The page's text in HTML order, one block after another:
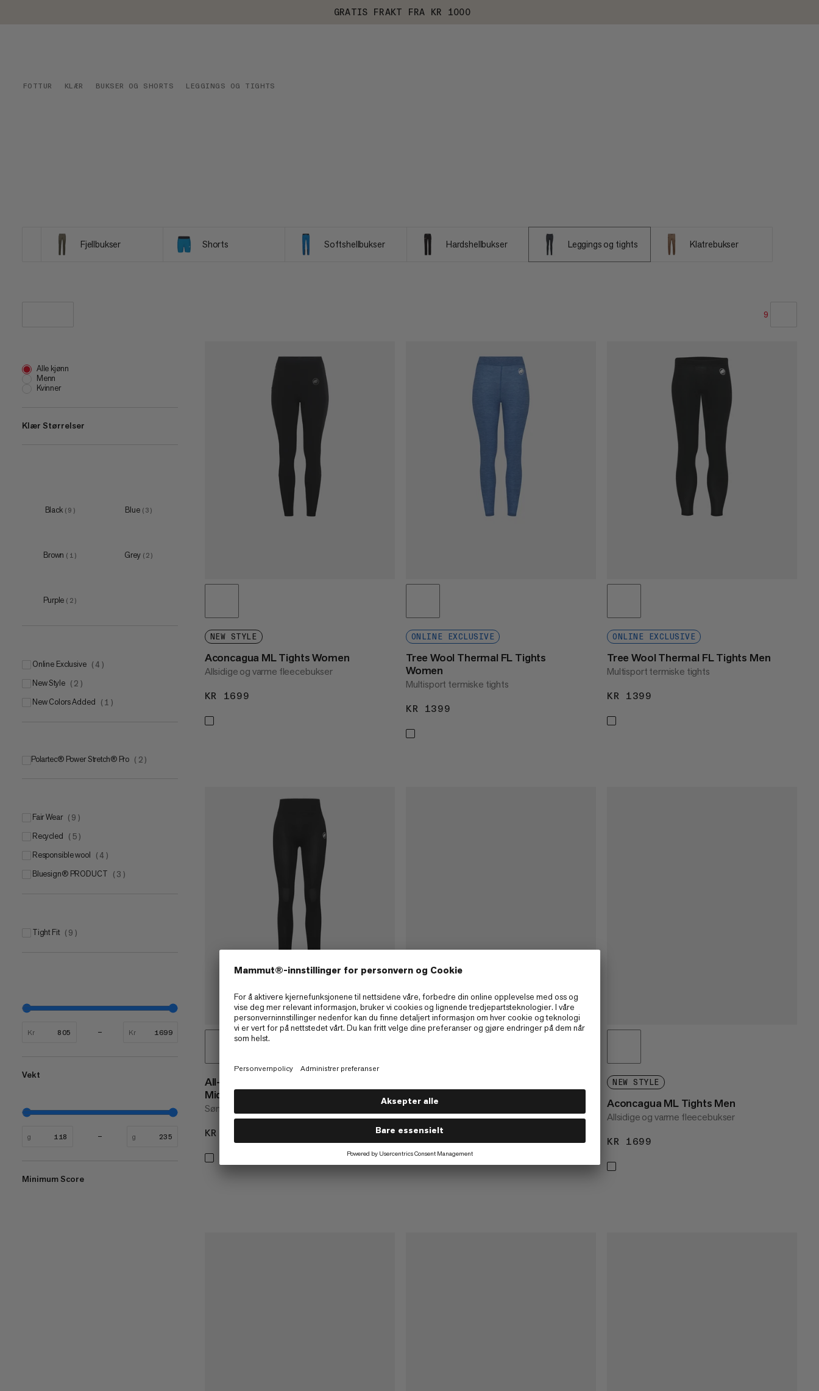
GRATIS FRAKT FRA KR 1000
FOTTUR KLÆR BUKSER OG SHORTS LEGGINGS OG TIGHTS
Fjellbukser Shorts Softshellbukser Hardshellbukser Leggings og tights Klatrebukser
9
PRIS LAV TIL HØY
HVA ER NYTT
RANGERING
Alle kjønn
Menn
Kvinner
Klær Størrelser
XXL (2)
Black ( 9 ) Blue ( 3 )
Brown ( 1 ) Grey ( 2 )
Purple ( 2 )
Online Exclusive ( 4 )
New Style ( 2 )
New Colors Added ( 1 )
Polartec® Power Stretch® Pro ( 2 )
Fair Wear ( 9 )
Recycled ( 5 )
Responsible wool ( 4 )
bluesign® PRODUCT ( 3 )
Tight Fit ( 9 )
Kr Kr
Vekt
g g
Minimum Score
NEW STYLE
Aconcagua ML Tights Women
Allsidige og varme fleecebukser
KR 1699
ONLINE EXCLUSIVE
Tree Wool Thermal FL Tights
Women
Multisport termiske tights
KR 1399
ONLINE EXCLUSIVE
Tree Wool Thermal FL Tights Men
Multisport termiske tights
KR 1399
All-Mountain Seamless BL Tights
Mid Women
Sømløse, basislagstights
KR 805
Mid Men
KR 805
NEW STYLE
Aconcagua ML Tights Men
Allsidige og varme fleecebukser
KR 1699